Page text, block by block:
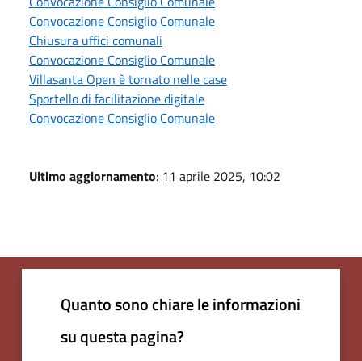
Convocazione Consiglio Comunale
Chiusura uffici comunali
Convocazione Consiglio Comunale
Villasanta Open è tornato nelle case
Sportello di facilitazione digitale
Convocazione Consiglio Comunale
Ultimo aggiornamento: 11 aprile 2025, 10:02
Quanto sono chiare le informazioni
su questa pagina?